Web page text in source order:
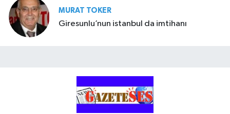
MURAT TOKER
Giresunlu’nun istanbul da imtihanı